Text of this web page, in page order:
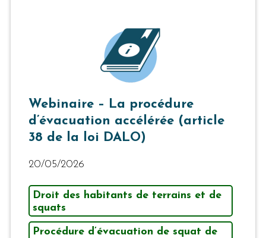
Webinaire – La procédure
d’évacuation accélérée (article
38 de la loi DALO)
20/05/2026
Droit des habitants de terrains et de
squats
Procédure d’évacuation de squat de